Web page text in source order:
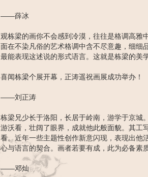
——薛冰
观栋梁的画你不会感到冷漠，往往是格调高雅
面在不染凡俗的艺术格调中含不尽意趣，细细
最能表现这述说的形式语言。这就是栋梁的美
喜闻栋梁个展开幕，正涛遥祝画展成功举办！
——刘正涛
栋梁兄少长于洛阳，长居于岭南，游学于京城
游沃看，壮阔了眼界，成就他此般面貌。其工
看。近年一些主题性创作新意闪现，表现出他
心与语言的契合。画者若要有成，此为必备素
——邓灿